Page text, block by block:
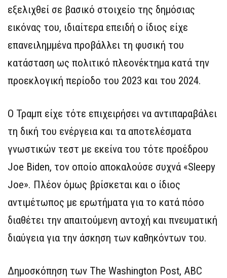
εξελιχθεί σε βασικό στοιχείο της δημόσιας
εικόνας του, ιδιαίτερα επειδή ο ίδιος είχε
επανειλημμένα προβάλλει τη φυσική του
κατάσταση ως πολιτικό πλεονέκτημα κατά την
προεκλογική περίοδο του 2023 και του 2024.
Ο Τραμπ είχε τότε επιχειρήσει να αντιπαραβάλει
τη δική του ενέργεια και τα αποτελέσματα
γνωστικών τεστ με εκείνα του τότε προέδρου
Joe Biden, τον οποίο αποκαλούσε συχνά «Sleepy
Joe». Πλέον όμως βρίσκεται και ο ίδιος
αντιμέτωπος με ερωτήματα για το κατά πόσο
διαθέτει την απαιτούμενη αντοχή και πνευματική
διαύγεια για την άσκηση των καθηκόντων του.
Δημοσκόπηση των The Washington Post, ABC